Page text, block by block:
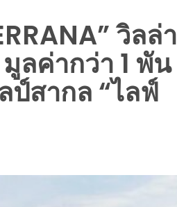
วิลล่า
ลค่ากว่า 1 พัน
สากล “ไลฟ์